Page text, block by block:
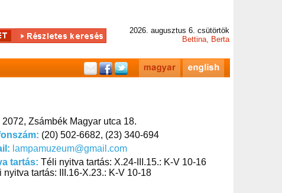
2026. augusztus 6. csütörtök
Bettina, Berta
2072, Zsámbék Magyar utca 18.
(20) 502-6682, (23) 340-694
lampamuzeum@gmail.com
tartás: Téli nyitva tartás: X.24-III.15.: K-V 10-16
nyitva tartás: III.16-X.23.: K-V 10-18